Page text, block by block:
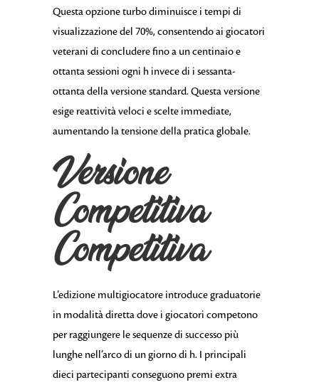
Questa opzione turbo diminuisce i tempi di
visualizzazione del 70%, consentendo ai giocatori
veterani di concludere fino a un centinaio e
ottanta sessioni ogni h invece di i sessanta-
ottanta della versione standard. Questa versione
esige reattività veloci e scelte immediate,
aumentando la tensione della pratica globale.
Versione
Competitiva
Competitiva
L’edizione multigiocatore introduce graduatorie
in modalità diretta dove i giocatori competono
per raggiungere le sequenze di successo più
lunghe nell’arco di un giorno di h. I principali
dieci partecipanti conseguono premi extra